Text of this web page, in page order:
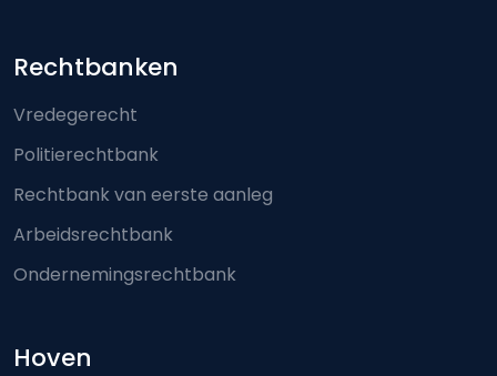
Footer-menu
Rechtbanken
Vredegerecht
Politierechtbank
Rechtbank van eerste aanleg
Arbeidsrechtbank
Ondernemingsrechtbank
Hoven